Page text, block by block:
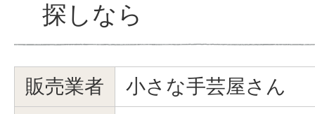
探しなら
販売業者 小さな手芸屋さん